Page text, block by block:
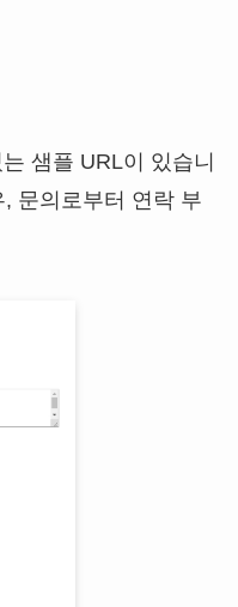
샘플 URL이 있습니
문의로부터 연락 부